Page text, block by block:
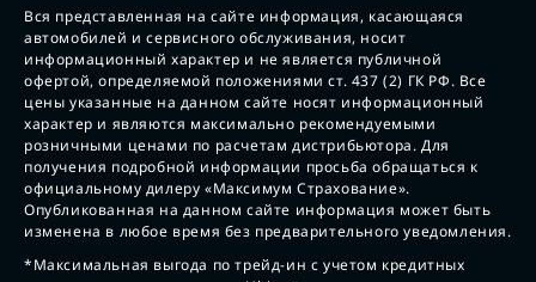
Вся представленная на сайте информация, касающаяся
автомобилей и сервисного обслуживания, носит
информационный характер и не является публичной
офертой, определяемой положениями ст. 437 (2) ГК РФ. Все
цены указанные на данном сайте носят информационный
характер и являются максимально рекомендуемыми
розничными ценами по расчетам дистрибьютора. Для
получения подробной информации просьба обращаться к
официальному дилеру «Максимум Страхование».
Опубликованная на данном сайте информация может быть
изменена в любое время без предварительного уведомления.
*Максимальная выгода по трейд-ин с учетом кредитных